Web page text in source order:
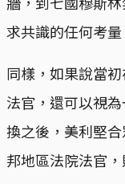
求共識的任何考量
同樣，如果說當
法官，還可以視
換之後，美利堅
邦地區法院法官